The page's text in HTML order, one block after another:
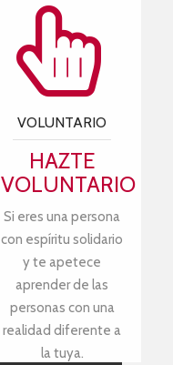
VOLUNTARIO
HAZTE
VOLUNTARIO
Si eres una persona
con espíritu solidario
y te apetece
aprender de las
personas con una
realidad diferente a
la tuya.